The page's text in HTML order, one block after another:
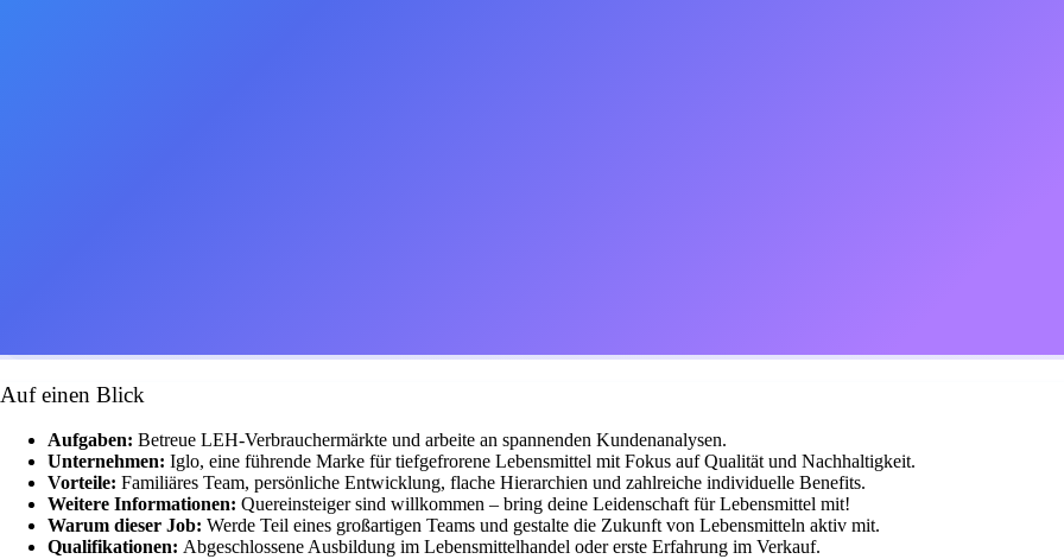
Auf einen Blick
Aufgaben: Betreue LEH-Verbrauchermärkte und arbeite an spannenden Kundenanalysen.
Unternehmen: Iglo, eine führende Marke für tiefgefrorene Lebensmittel mit Fokus auf Qualität und Nachhaltigkeit.
Vorteile: Familiäres Team, persönliche Entwicklung, flache Hierarchien und zahlreiche individuelle Benefits.
Weitere Informationen: Quereinsteiger sind willkommen – bring deine Leidenschaft für Lebensmittel mit!
Warum dieser Job: Werde Teil eines großartigen Teams und gestalte die Zukunft von Lebensmitteln aktiv mit.
Qualifikationen: Abgeschlossene Ausbildung im Lebensmittelhandel oder erste Erfahrung im Verkauf.